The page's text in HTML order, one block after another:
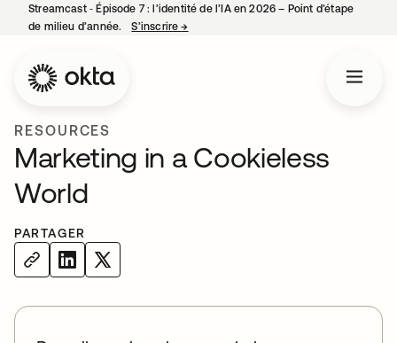
Streamcast ‑ Épisode 7 : l’identité de l’IA en 2026 – Point d’étape
de milieu d’année.
S’inscrire→
RESOURCES
Marketing in a Cookieless
World
PARTAGER